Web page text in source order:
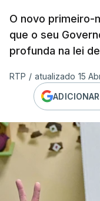
O novo primeiro-
que o seu
profunda na lei
RTP / atualizado 15